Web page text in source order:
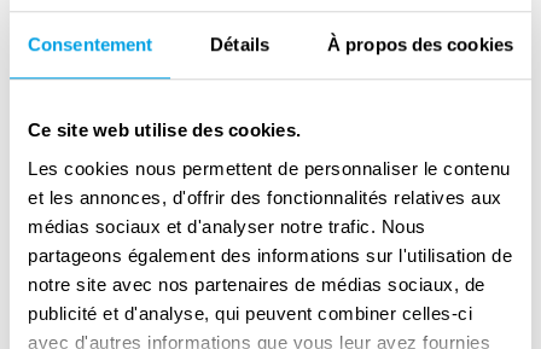
Consentement Détails À propos des cookies
Ce site web utilise des cookies.
Les cookies nous permettent de personnaliser le contenu
et les annonces, d'offrir des fonctionnalités relatives aux
médias sociaux et d'analyser notre trafic. Nous
partageons également des informations sur l'utilisation de
notre site avec nos partenaires de médias sociaux, de
publicité et d'analyse, qui peuvent combiner celles-ci
avec d'autres informations que vous leur avez fournies
stond van generaal George Patton. De
eenheid vocht in oktober 1944 in Noord-
Ardennenoffensief. De laatste maanden van
de oorlog werden doorgebracht op Duitse
bodem.
Warren Crecy kwam bekend te staan als ‘Iron
Man’ en ‘the baddest man in the 761 st’. Deze
bijnamen kreeg hij als erkenning voor zijn